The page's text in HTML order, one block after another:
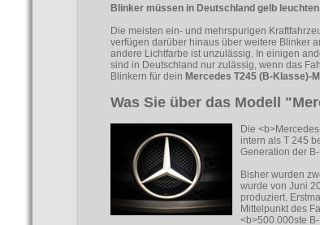
Blinker müssen in Deutschland gelb leuchten
Die meisten ein- und mehrspurigen
verfügen darüber hinaus über weitere Blinker
andere Lichtfarbe ist unzulässig. In einigen
sind in Deutschland nur zulässig, wenn das
Blinkern für dein Mercedes T245 (B-Klasse)-
Was Sie über das Modell
Die
intern als T 245
Generation der
Bisher wurden
wurde von Juni
produziert.
Mittelpunkt des
<b>500.000ste